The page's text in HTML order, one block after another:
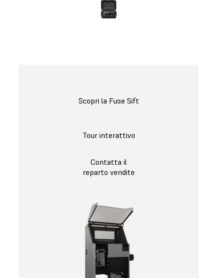
Scopri la Fuse Sift
Tour interattivo
Contatta il
reparto vendite